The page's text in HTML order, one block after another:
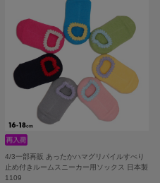
4/3一部再販 あったかハマグリパイルすべり
止め付きルームスニーカー用ソックス 日本製
1109